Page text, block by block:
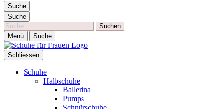
Suche
Suche
Suche
Menü Suche
Schliessen
Schuhe
Halbschuhe
Ballerina
Pumps
Schnürschuhe